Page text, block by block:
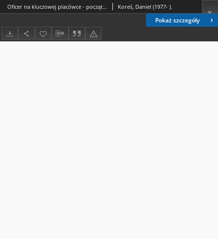
Pokaż szczegóły
Oficer na kluczowej placówce - początki działalności płk. dypl. Wojciecha Fydy na stanowisku attaché wojskowego w Paryżu i w Brukseli = Officer assigned to the key diplomatic post - the beginnings of colonel Wojciech Fyda's activity as military attaché in Paris and in Brussels Koreś, Daniel (1977- ).